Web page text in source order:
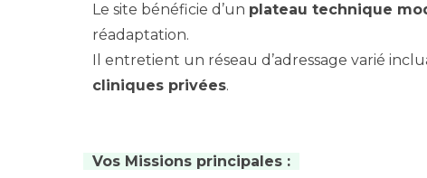
Le site bénéficie d’un plateau technique
réadaptation.
Il entretient un réseau d’adressage varié
cliniques privées.
Vos Missions principales :